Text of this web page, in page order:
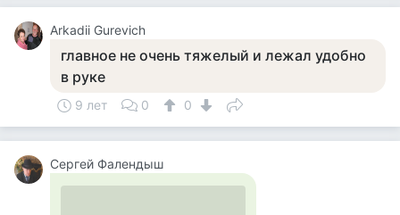
Arkadii Gurevich
главное не очень тяжелый и лежал удобно
в руке
9 лет 0 0
Сергей Фалендыш